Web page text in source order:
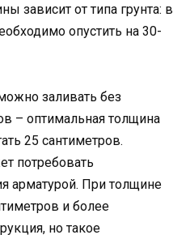
зависит от типа грунта: в
опустить на 30-
заливать без
– оптимальная толщина
25 сантиметров.
потребовать
арматурой. При толщине
и более
но такое